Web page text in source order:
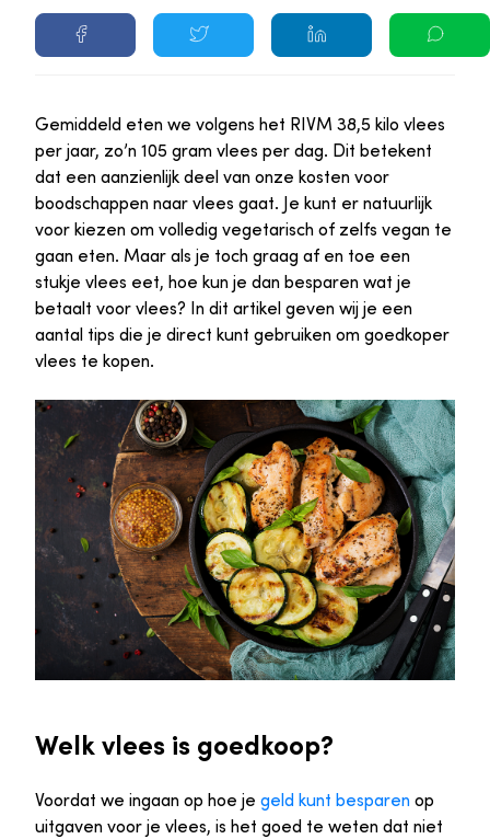
Gemiddeld eten we volgens het RIVM 38,5 kilo vlees
per jaar, zo’n 105 gram vlees per dag. Dit betekent
dat een aanzienlijk deel van onze kosten voor
boodschappen naar vlees gaat. Je kunt er natuurlijk
voor kiezen om volledig vegetarisch of zelfs vegan te
gaan eten. Maar als je toch graag af en toe een
stukje vlees eet, hoe kun je dan besparen wat je
betaalt voor vlees? In dit artikel geven wij je een
aantal tips die je direct kunt gebruiken om goedkoper
vlees te kopen.
Welk vlees is goedkoop?
Voordat we ingaan op hoe je geld kunt besparen op
uitgaven voor je vlees, is het goed te weten dat niet